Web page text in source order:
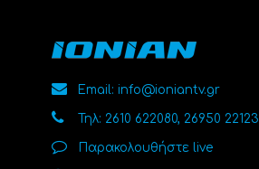
Email: info@ioniantv.gr
Τηλ: 2610 622080, 26950 22123
Παρακολουθήστε live